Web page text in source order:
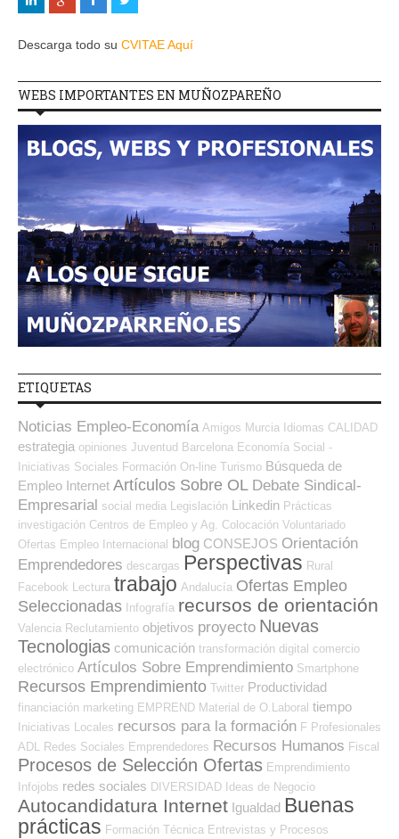
Descarga todo su CVITAE Aquí
WEBS IMPORTANTES EN MUÑOZPAREÑO
ETIQUETAS
Noticias Empleo-Economía Amigos Murcia Idiomas CALIDAD
estrategia opiniones Juventud Barcelona Economía Social -
Iniciativas Sociales Formación On-line Turismo Búsqueda de
Empleo Internet Artículos Sobre OL Debate Sindical-
Empresarial social media Legislación Linkedin Prácticas
investigación Centros de Empleo y Ag. Colocación Voluntariado
Ofertas Empleo Internacional blog CONSEJOS Orientación
Emprendedores descargas Perspectivas Rural
Facebook Lectura trabajo Andalucía Ofertas Empleo
Seleccionadas Infografía recursos de orientación
Valencia Reclutamiento objetivos proyecto Nuevas
Tecnologias comunicación transformación digital comercio
electrónico Artículos Sobre Emprendimiento Smartphone
Recursos Emprendimiento Twitter Productividad
financiación marketing EMPREND Material de O.Laboral tiempo
Iniciativas Locales recursos para la formación F Profesionales
ADL
Redes Sociales Emprendedores Recursos Humanos Fiscal
Procesos de Selección Ofertas Emprendimiento
Infojobs redes sociales DIVERSIDAD Ideas de Negocio
Autocandidatura Internet Igualdad Buenas
prácticas Formación Técnica Entrevistas y Procesos